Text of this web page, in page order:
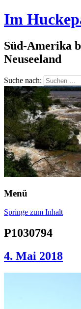
Im
Süd-Amerika
Neuseeland
Suche nach:
Menü
Springe zum Inhalt
P1030794
4. Mai 2018